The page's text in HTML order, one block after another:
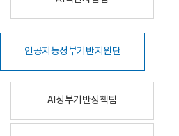
인공지능정부기반지원단
AI정부기반정책팀